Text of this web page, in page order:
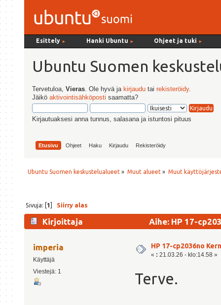
Esittely ► Hanki Ubuntu ► Ohjeet ja tuki ►
Ubuntu Suomen
Tervetuloa,Vieras . Ole hyvä ja kirjaudu tairekisteröidy.
Jäiköaktivointisähköposti saamatta?
Kirjautuaksesi anna tunnus, salasana ja istuntosi pituus
Etusivu Ohjeet Haku Kirjaudu Rekisteröidy
Ubuntu Suomen keskustelualueet » Muut alueet» Muut
Sivuja: [1] Siirry alas
Kirjoittaja Aihe: HP 17-
imperia
Käyttäjä
Viestejä: 1
HP 17-cp2036no
« : 21.03.26 - klo:14.58 »
Terve.